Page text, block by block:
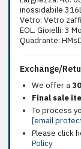
inossidabile
Vetro: Vetro
EOL. Gioielli: 3
Quadrante:
Exchange/
We offer a
Final sale
To process
[email
Please click
Policy